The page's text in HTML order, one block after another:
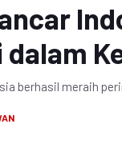
berhasil meraih